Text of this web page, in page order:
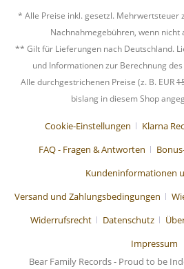
* Alle Preise inkl. gesetzl. Mehrwertsteuer
Nachnahmegebühren, wenn nicht
** Gilt für Lieferungen nach Deutschland.
und Informationen zur Berechnung
Alle durchgestrichenen Preise (z. B. EUR
bislang in diesem Shop
Cookie-Einstellungen Klarna
FAQ - Fragen & Antworten
Kundeninformationen
Versand und Zahlungsbedingungen
Widerrufsrecht
Datenschutz
Impressum
Bear Family Records - Proud to be